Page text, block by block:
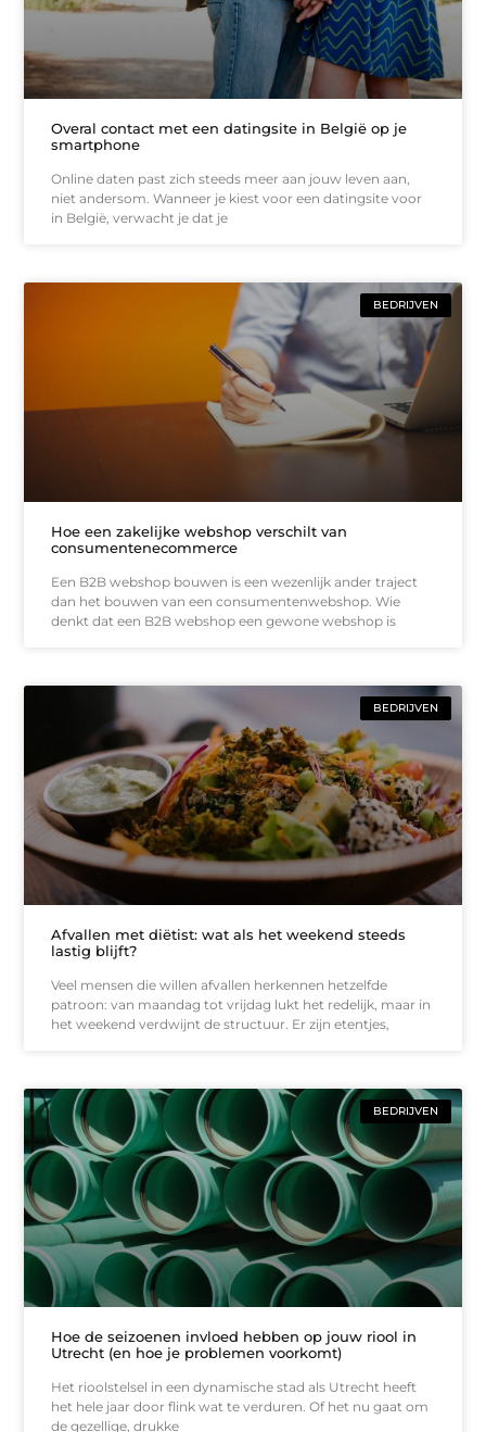
Overal contact met een datingsite in België op je
smartphone
Online daten past zich steeds meer aan jouw leven aan,
niet andersom. Wanneer je kiest voor een datingsite voor
in België, verwacht je dat je
BEDRIJVEN
Hoe een zakelijke webshop verschilt van
consumentenecommerce
Een B2B webshop bouwen is een wezenlijk ander traject
dan het bouwen van een consumentenwebshop. Wie
denkt dat een B2B webshop een gewone webshop is
BEDRIJVEN
Afvallen met diëtist: wat als het weekend steeds
lastig blijft?
Veel mensen die willen afvallen herkennen hetzelfde
patroon: van maandag tot vrijdag lukt het redelijk, maar in
het weekend verdwijnt de structuur. Er zijn etentjes,
BEDRIJVEN
Hoe de seizoenen invloed hebben op jouw riool in
Utrecht (en hoe je problemen voorkomt)
Het rioolstelsel in een dynamische stad als Utrecht heeft
het hele jaar door flink wat te verduren. Of het nu gaat om
de gezellige, drukke